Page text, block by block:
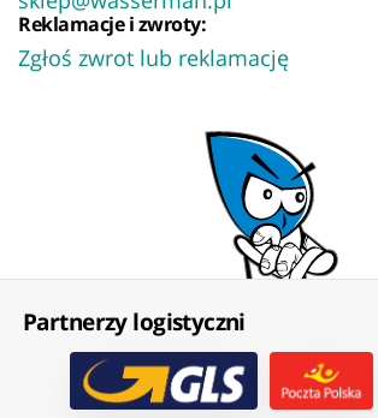
Reklamacje i zwroty:
Zgłoś zwrot lub reklamację
Partnerzy logistyczni